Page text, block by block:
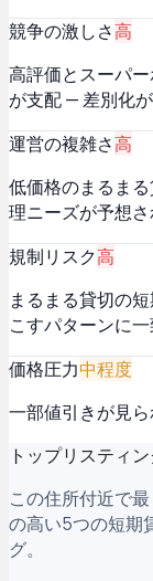
競争の激しさ高
高評価とスーパ
が支配 — 差別化
運営の複雑さ高
低価格のまるま
理ニーズが予想さ
規制リスク高
まるまる貸切の
こすパターンに
価格圧力中程度
一部値引きが見
トップリスティ
この住所付近で
の高い5つの短期
グ。